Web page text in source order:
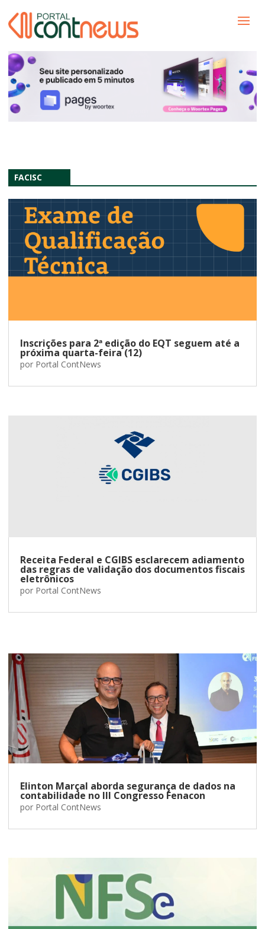
FACISC
Inscrições para 2ª edição do EQT seguem até a
próxima quarta-feira (12)
por Portal ContNews
Receita Federal e CGIBS esclarecem adiamento
das regras de validação dos documentos fiscais
eletrônicos
por Portal ContNews
Elinton Marçal aborda segurança de dados na
contabilidade no III Congresso Fenacon
por Portal ContNews